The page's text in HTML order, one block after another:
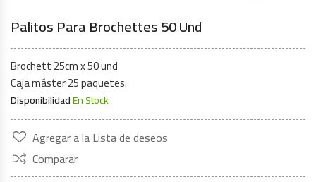
Palitos Para Brochettes 50 Und
Brochett 25cm x 50 und
Caja máster 25 paquetes.
DisponibilidadEn Stock
Agregar a la Lista de deseos
Comparar